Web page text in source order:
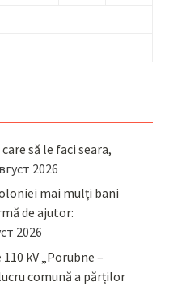
să le faci seara,
2026
mai mulți bani
de ajutor:
2026
kV „Porubne –
comună a părților